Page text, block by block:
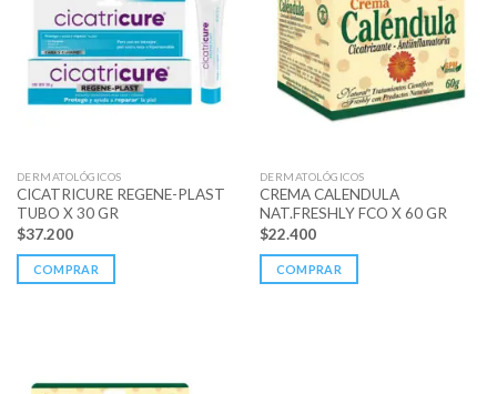
DERMATOLÓGICOS
CICATRICURE REGENE-PLAST
TUBO X 30 GR
$37.200
COMPRAR
DERMATOLÓGICOS
CREMA CALENDULA
NAT.FRESHLY FCO X 60 GR
$22.400
COMPRAR